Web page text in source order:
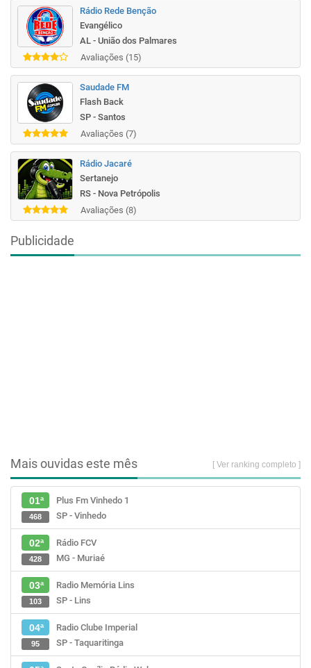
Rádio Rede Benção
Evangélico
AL - União dos Palmares
Avaliações (15)
Saudade FM
Flash Back
SP - Santos
Avaliações (7)
Rádio Jacaré
Sertanejo
RS - Nova Petrópolis
Avaliações (8)
Publicidade
Mais ouvidas este mês [ Ver ranking completo ]
01ª
Plus Fm Vinhedo 1
SP - Vinhedo
468
02ª
Rádio FCV
MG - Muriaé
428
03ª
Radio Memória Lins
SP - Lins
103
04ª
Radio Clube Imperial
SP - Taquaritinga
95